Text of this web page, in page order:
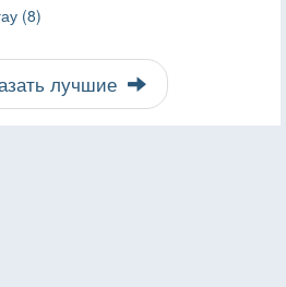
(8)
лучшие